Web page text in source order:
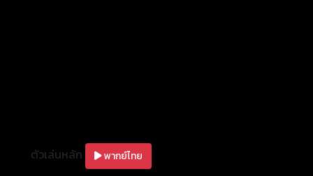
ตัวเล่นหลัก พากย์ไทย